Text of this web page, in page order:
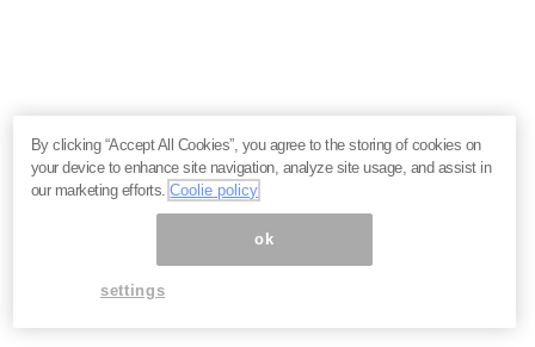
By clicking “Accept All Cookies”, you agree to the storing of cookies on
your device to enhance site navigation, analyze site usage, and assist in
our marketing efforts.Coolie policy
ok
settings